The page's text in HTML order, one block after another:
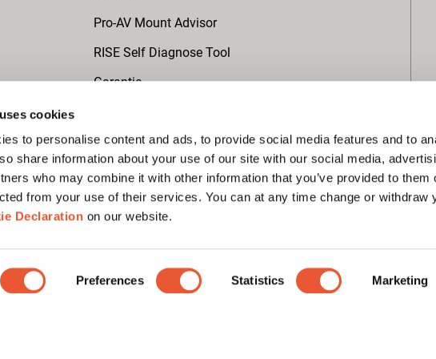
cookies
to personalise content and ads, to provide social media features and to
share information about your use of our site with our social media,
who may combine it with other information that you’ve provided to them
from your use of their services. You can at any time change or withdraw
Declaration on our website.
Preferences Statistics Marketing
Pro-AV Mount Advisor
RISE Self Diagnose Tool
Garantie
Über Vogel's
Weltweite Projekte
Nachhaltigkeit
Presse